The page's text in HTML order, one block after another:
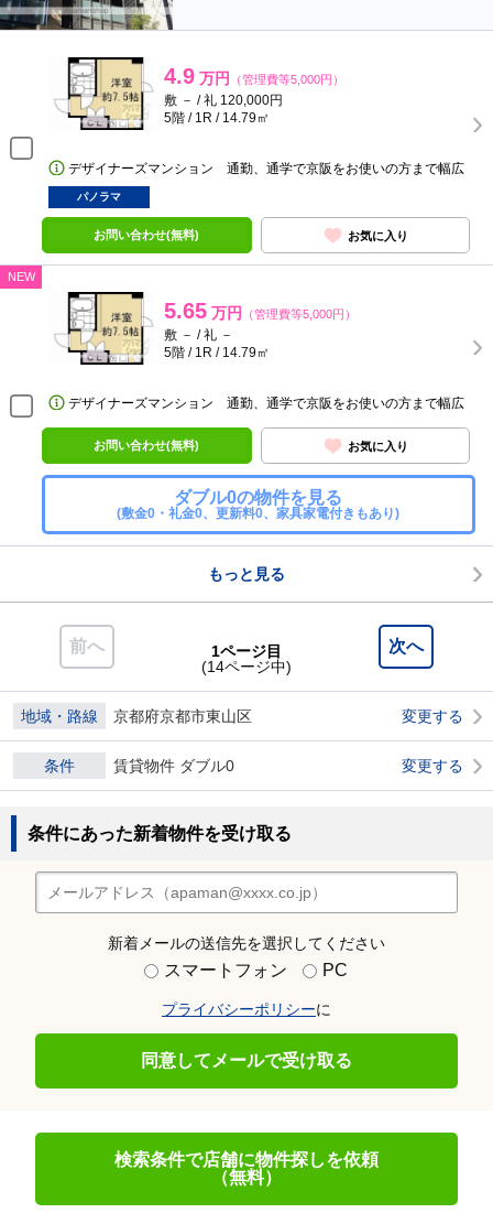
4.9 万円 （管理費等5,000円）
敷 － / 礼 120,000円
5階 / 1R / 14.79㎡
デザイナーズマンション 通勤、通学で京阪をお使いの方まで幅広
パノラマ
お問い合わせ(無料) お気に入り
NEW
5.65 万円 （管理費等5,000円）
敷 － / 礼 －
5階 / 1R / 14.79㎡
デザイナーズマンション 通勤、通学で京阪をお使いの方まで幅広
お問い合わせ(無料) お気に入り
ダブル0の物件を見る
(敷金0・礼金0、更新料0、家具家電付きもあり)
もっと見る
前へ 次へ
1ページ目
(14ページ中)
地域・路線 京都府京都市東山区 変更する
条件 賃貸物件 ダブル0 変更する
条件にあった新着物件を受け取る
新着メールの送信先を選択してください
スマートフォン PC
プライバシーポリシーに
同意してメールで受け取る
検索条件で店舗に物件探しを依頼
（無料）